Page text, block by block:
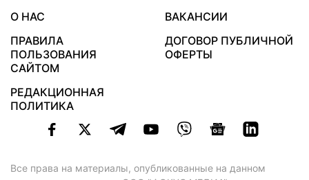
О НАС
ВАКАНСИИ
ПРАВИЛА
ПОЛЬЗОВАНИЯ
САЙТОМ
ДОГОВОР ПУБЛИЧНОЙ
ОФЕРТЫ
РЕДАКЦИОННАЯ
ПОЛИТИКА
Все права на материалы, опубликованные на данном